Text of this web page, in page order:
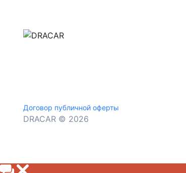
Договор публичной оферты
DRACAR © 2026